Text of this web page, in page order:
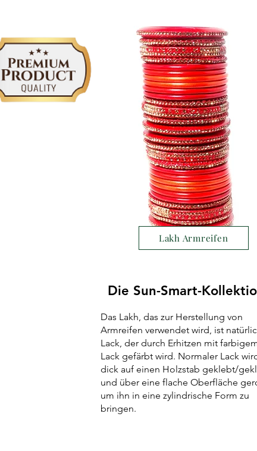
Lakh Armreifen
Die Sun-Smart-
Das Lakh, das zur Herstellung von
Armreifen verwendet wird, ist
Lack, der durch Erhitzen mit
Lack gefärbt wird. Normaler Lack
dick auf einen Holzstab geklebt/
und über eine flache Oberfläche
um ihn in eine zylindrische Form zu
bringen.